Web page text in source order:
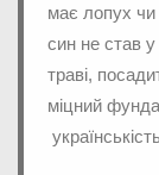
має лопух чи
син не став у
траві,
міцний